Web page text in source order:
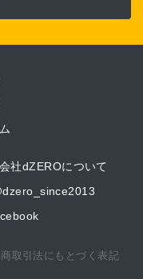
社dZEROについて
取引法にもとづく表記